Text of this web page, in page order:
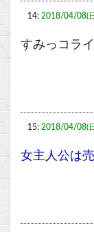
14: 2018/04/08(
すみっコラ
15: 2018/04/08(
女主人公は